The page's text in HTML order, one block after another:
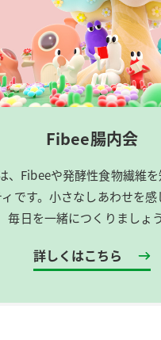
Fibee腸内会
、​Fibeeや発酵性食物繊維
です。​小さなしあわせを
毎日を一緒につくりましょう
詳しくはこちら